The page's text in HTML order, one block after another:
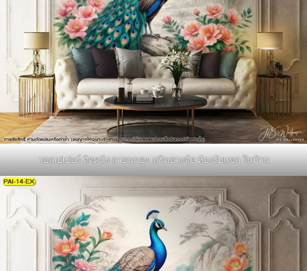
วอลเปเปอร์ ติดผนัง ลายนกยูง เสริมฮวงจุ้ย ห้องรับแขก ในบ้าน